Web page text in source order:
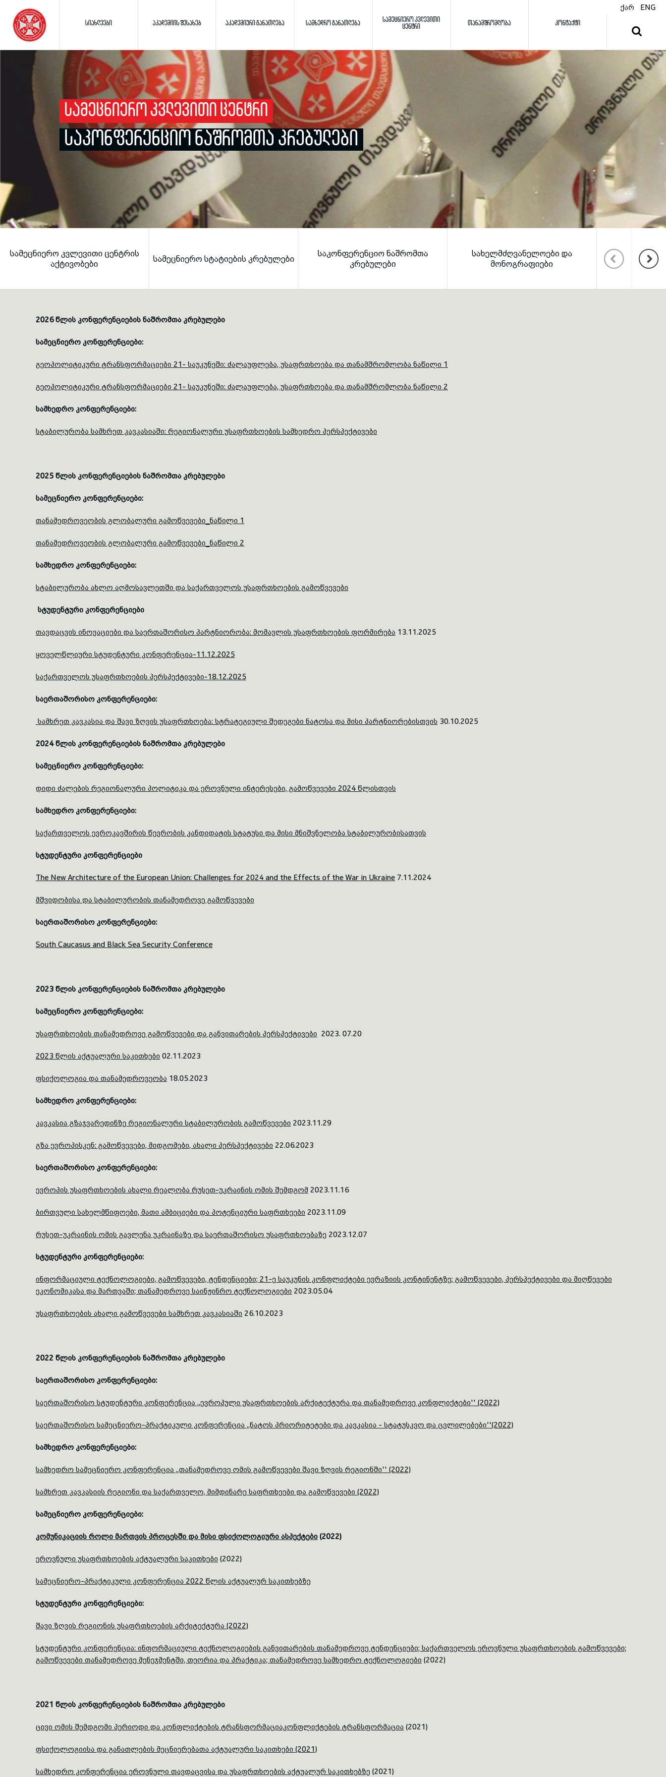
ქარ ENG
ძიება
Toggle search
ᲡᲘᲐᲮᲚᲔᲔᲑᲘ ᲐᲙᲐᲓᲔᲛᲘᲘᲡ ᲨᲔᲡᲐᲮᲔᲑ ᲐᲙᲐᲓᲔᲛᲘᲣᲠᲘ ᲒᲐᲜᲐᲗᲚᲔᲑᲐ ᲡᲐᲛᲮᲔᲓᲠᲝ ᲒᲐᲜᲐᲗᲚᲔᲑᲐ
ᲡᲐᲛᲔᲪᲜᲘᲔᲠᲝ ᲙᲕᲚᲔᲕᲘᲗᲘ
ᲪᲔᲜᲢᲠᲘ
ᲗᲐᲜᲐᲛᲨᲠᲝᲛᲚᲝᲑᲐ ᲙᲝᲜᲢᲐᲥᲢᲘ
ᲡᲐᲛᲔᲪᲜᲘᲔᲠᲝ ᲙᲕᲚᲔᲕᲘᲗᲘ ᲪᲔᲜᲢᲠᲘ
ᲡᲐᲙᲝᲜᲤᲔᲠᲔᲜᲪᲘᲝ ᲜᲐᲨᲠᲝᲛᲗᲐ ᲙᲠᲔᲑᲣᲚᲔᲑᲘ
Left Right
ᲡᲐᲛᲔᲪᲜᲘᲔᲠᲝ ᲙᲕᲚᲔᲕᲘᲗᲘ ᲪᲔᲜᲢᲠᲘᲡ
ᲐᲥᲢᲘᲕᲝᲑᲔᲑᲘ
ᲡᲐᲛᲔᲪᲜᲘᲔᲠᲝ ᲡᲢᲐᲢᲘᲔᲑᲘᲡ ᲙᲠᲔᲑᲣᲚᲔᲑᲘ
ᲡᲐᲙᲝᲜᲤᲔᲠᲔᲜᲪᲘᲝ ᲜᲐᲨᲠᲝᲛᲗᲐ
ᲙᲠᲔᲑᲣᲚᲔᲑᲘ
ᲡᲐᲮᲔᲚᲛᲫᲦᲕᲐᲜᲔᲚᲝᲔᲑᲘ ᲓᲐ
ᲛᲝᲜᲝᲒᲠᲐᲤᲘᲔᲑᲘ
2026 წლის კონფერენციების ნაშრომთა კრებულები
სამეცნიერო კონფერენციები:
გეოპოლიტიკური ტრანსფორმაციები 21- საუკუნეში: ძალაუფლება, უსაფრთხოება და თანამშრომლობა ნაწილი 1
გეოპოლიტიკური ტრანსფორმაციები 21- საუკუნეში: ძალაუფლება, უსაფრთხოება და თანამშრომლობა ნაწილი 2
სამხედრო კონფერენციები:
სტაბილურობა სამხრეთ კავკასიაში: რეგიონალური უსაფრთხოების სამხედრო პერსპექტივები
2025 წლის კონფერენციების ნაშრომთა კრებულები
სამეცნიერო კონფერენციები:
თანამედროვეობის გლობალური გამოწვევები_ნაწილი 1
თანამედროვეობის გლობალური გამოწვევები_ნაწილი 2
სამხედრო კონფერენციები:
სტაბილურობა ახლო აღმოსავლეთში და საქართველოს უსაფრთხოების გამოწვევები
სტუდენტური კონფერენციები
თავდაცვის ინოვაციები და საერთაშორისო პარტნიორობა: მომავლის უსაფრთხოების ფორმირება 13.11.2025
ყოველწლიური სტუდენტური კონფერენცია-11.12.2025
საქართველოს უსაფრთხოების პერსპექტივები-18.12.2025
საერთაშორისო კონფერენციები:
სამხრეთ კავკასია და შავი ზღვის უსაფრთხოება: სტრატეგიული შედეგები ნატოსა და მისი პარტნიორებისთვის 30.10.2025
2024წლის კონფერენციების ნაშრომთა კრებულები
სამეცნიერო კონფერენციები:
დიდი ძალების რეგიონალური პოლიტიკა და ეროვნული ინტერესები, გამოწვევები 2024 წლისთვის
სამხედრო კონფერენციები:
საქართველოს ევროკავშირის წევრობის კანდიდატის სტატუსი და მისი მნიშვნელობა სტაბილურობისათვის
სტუდენტური კონფერენციები
The New Architecture of the European Union: Challenges for 2024 and the Effects of the War in Ukraine 7.11.2024
მშვიდობისა და სტაბილურობის თანამედროვე გამოწვევები
საერთაშორისო კონფერენციები:
South Caucasus and Black Sea Security Conference
2023 წლის კონფერენციების ნაშრომთა კრებულები
სამეცნიერო კონფერენციები:
უსაფრთხოების თანამედროვე გამოწვევები და განვითარების პერსპექტივები 2023. 07.20
2023 წლის აქტუალური საკითხები 02.11.2023
ფსიქოლოგია და თანამედროვეობა 18.05.2023
სამხედრო კონფერენციები:
კავკასია გზაჯვარედინზე რეგიონალური სტაბილურობის გამოწვევები 2023.11.29
გზა ევროპისკენ: გამოწვევები, მიდგომები, ახალი პერსპექტივები 22.06.2023
საერთაშორისო კონფერენციები:
ევროპის უსაფრთხოების ახალი რეალობა რუსეთ-უკრაინის ომის შემდგომ 2023.11.16
ბირთვული სახელმწიფოები, მათი ამბიციები და პოტენციური საფრთხეები 2023.11.09
რუსეთ-უკრაინის ომის გავლენა უკრაინაზე და საერთაშორისო უსაფრთხოებაზე 2023.12.07
სტუდენტური კონფერენციები:
ინფორმაციული ტექნოლოგიები, გამოწვევები, ტენდენციები; 21-ე საუკუნის კონფლიქტები ევრაზიის კონტინენტზე; გამოწვევები, პერსპექტივები და მიღწევები
ეკონომიკასა და მართვაში; თანამედროვე საინჟინრო ტექნოლოგიები 2023.05.04
უსაფრთხოების ახალი გამოწვევები სამხრეთ კავკასიაში 26.10.2023
2022 წლის კონფერენციების ნაშრომთა კრებულები
საერთაშორისო კონფერენციები:
საერთაშორისო სტუდენტური კონფერენცია ,,ევროპული უსაფრთხოების არქიტექტურა და თანამედროვე კონფლიქტები'' (2022)
საერთაშორისო სამეცნიერო-პრაქტიკული კონფერენცია ,,ნატოს პრიორიტეტები და კავკასია - სტატუსკვო და ცვლილებები''(2022)
სამხედრო კონფერენციები:
სამხედრო სამეცნიერო კონფერენცია ,,თანამედროვე ომის გამოწვევები შავი ზღვის რეგიონში'' (2022)
სამხრეთ კავკასიის რეგიონი და საქართველო, მიმდინარე საფრთხეები და გამოწვევები (2022)
სამეცნიერო კონფერენციები:
კომუნიკაციის როლი მართვის პროცესში და მისი ფსიქოლოგიური ასპექტები (2022)
ეროვნული უსაფრთხოების აქტუალური საკითხები (2022)
სამეცნიერო-პრაქტიკული კონფერენცია 2022 წლის აქტუალურ საკითხებზე
სტუდენტური კონფერენციები:
შავი ზღვის რეგიონის უსაფრთხოების არქიტექტურა (2022)
სტუდენტური კონფერენცია: ინფორმაციული ტექნოლოგიების განვითარების თანამედროვე ტენდენციები; საქართველოს ეროვნული უსაფრთხოების გამოწვევები;
გამოწვევები თანამედროვე მენეჯმენტში, თეორია და პრაქტიკა; თანამედროვე სამხედრო ტექნოლოგიები (2022)
2021 წლის კონფერენციების ნაშრომთა კრებულები
ცივი ომის შემდგომი პერიოდი და კონფლიქტების ტრანსფორმაციაკონფლიქტების ტრანსფორმაცია (2021)
ფსიქოლოგიისა და განათლების მეცნიერებათა აქტუალური საკითხები (2021)
სამხედრო კონფერენცია ეროვნული თავდაცვისა და უსაფრთხოების აქტუალურ საკითხებზე (2021)